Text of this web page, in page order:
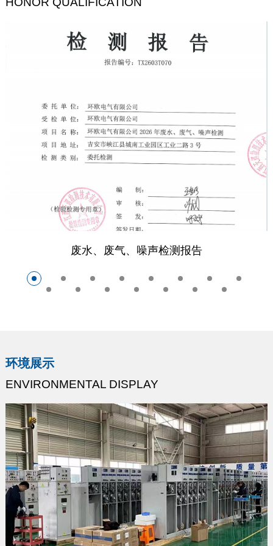
废水、废气、噪声检测报告
环境展示
ENVIRONMENTAL DISPLAY